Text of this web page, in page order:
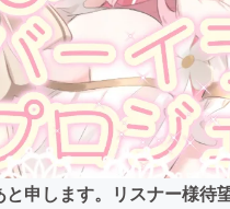
申します。リスナー様待